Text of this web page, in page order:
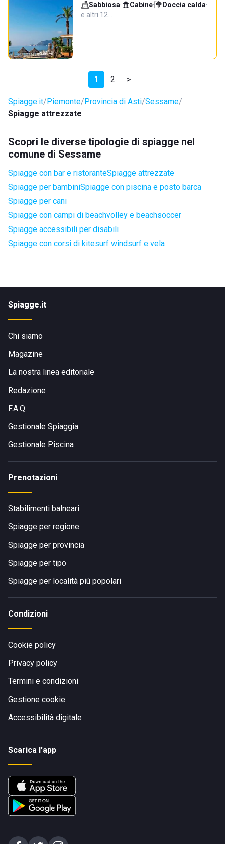
Sabbiosa· Cabine· Doccia calda·
e altri 12…
1 2 >
Spiagge.it Piemonte Provincia di Asti Sessame
Spiagge attrezzate
Scopri le diverse tipologie di spiagge nel
comune di Sessame
Spiagge con bar e ristoranteSpiagge attrezzate
Spiagge per bambiniSpiagge con piscina e posto barca
Spiagge per cani
Spiagge con campi di beachvolley e beachsoccer
Spiagge accessibili per disabili
Spiagge con corsi di kitesurf windsurf e vela
Spiagge.it
Chi siamo
Magazine
La nostra linea editoriale
Redazione
F.A.Q.
Gestionale Spiaggia
Gestionale Piscina
Prenotazioni
Stabilimenti balneari
Spiagge per regione
Spiagge per provincia
Spiagge per tipo
Spiagge per località più popolari
Condizioni
Cookie policy
Privacy policy
Termini e condizioni
Gestione cookie
Accessibilità digitale
Scarica l'app